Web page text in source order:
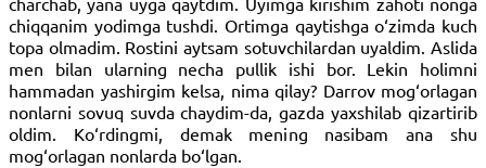
chiqqanim yodimga tushdi. Ortimga qaytishga o‘zimda kuch
topa olmadim. Rostini aytsam sotuvchilardan uyaldim. Aslida
men bilan ularning necha pullik ishi bor. Lekin holimni
hammadan yashirgim kelsa, nima qilay? Darrov mog‘orlagan
nonlarni sovuq suvda chaydim-da, gazda yaxshilab qizartirib
oldim. Ko‘rdingmi, demak mening nasibam ana shu
mog‘orlagan nonlarda bo‘lgan.